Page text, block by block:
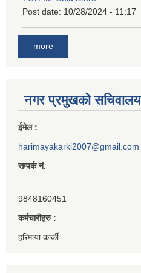
Post date: 10/28/2024 - 11:17
more
नगर प्रमुखको सचिवालय
ईमेल :
harimayakarki2007@gmail.com
सम्पर्क नं.
9848160451
कर्मचारीहरु :
हरिमाया कार्की